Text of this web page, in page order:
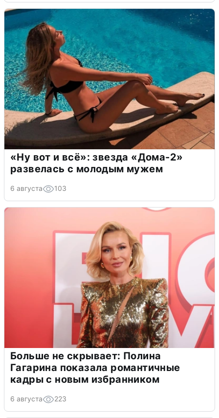
«Ну вот и всё»: звезда «Дома-2»
развелась с молодым мужем
6 августа 103
Больше не скрывает: Полина
Гагарина показала романтичные
кадры с новым избранником
6 августа 223